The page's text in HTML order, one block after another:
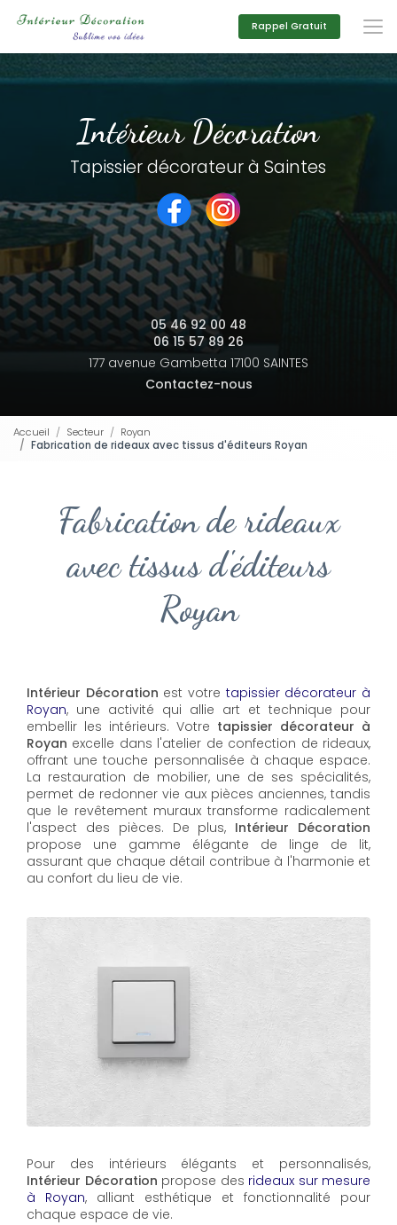
principal
Rappel Gratuit
Intérieur Décoration
Tapissier décorateur à Saintes
05 46 92 00 48
06 15 57 89 26
177 avenue Gambetta 17100 SAINTES
Contactez-nous
Accueil Secteur
Royan
Fabrication de rideaux avec tissus d'éditeurs Royan
Fabrication de rideaux
avec tissus d'éditeurs
Royan
Intérieur Décoration est votre tapissier décorateur à
Royan, une activité qui allie art et technique pour
embellir les intérieurs. Votre tapissier décorateur à
Royan excelle dans l'atelier de confection de rideaux,
offrant une touche personnalisée à chaque espace.
La restauration de mobilier, une de ses spécialités,
permet de redonner vie aux pièces anciennes, tandis
que le revêtement muraux transforme radicalement
l'aspect des pièces. De plus, Intérieur Décoration
propose une gamme élégante de linge de lit,
assurant que chaque détail contribue à l'harmonie et
au confort du lieu de vie.
Pour des intérieurs élégants et personnalisés,
Intérieur Décoration propose des rideaux sur mesure
à Royan, alliant esthétique et fonctionnalité pour
chaque espace de vie.